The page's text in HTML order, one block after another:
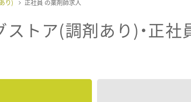
り) 正社員
ストア(調剤あり)・正社